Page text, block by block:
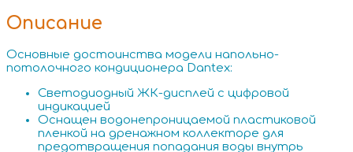
Описание
Основные достоинства модели напольно-
потолочного кондиционера Dantex:
Светодиодный ЖК-дисплей с цифровой
индикацией
Оснащен водонепроницаемой пластиковой
пленкой на дренажном коллекторе для
предотвращения попадания воды внутрь